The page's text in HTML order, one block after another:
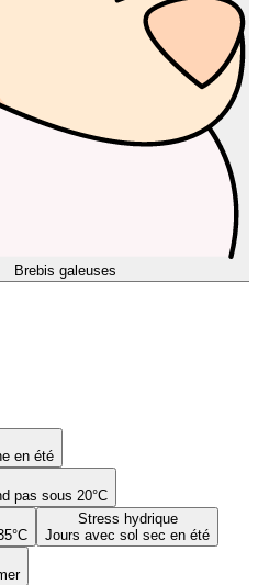
Brebis galeuses
en été
pas sous 20°C
Stress hydrique
Jours avec sol sec en été